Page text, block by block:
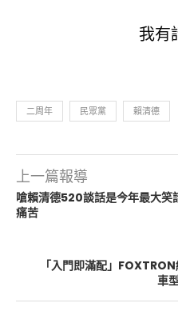
我有
二周年 民眾黨 賴清德
上一篇報導
嗆賴清德520談話是今年最大
痛苦
「入門即滿配」
車